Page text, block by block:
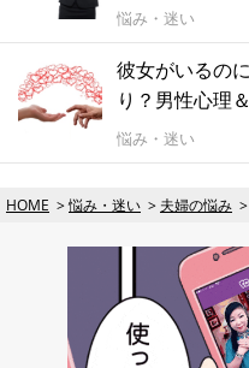
悩み・迷い
彼女がいるの
り？男性心理
悩み・迷い
HOME 悩み・迷い 夫婦の悩み